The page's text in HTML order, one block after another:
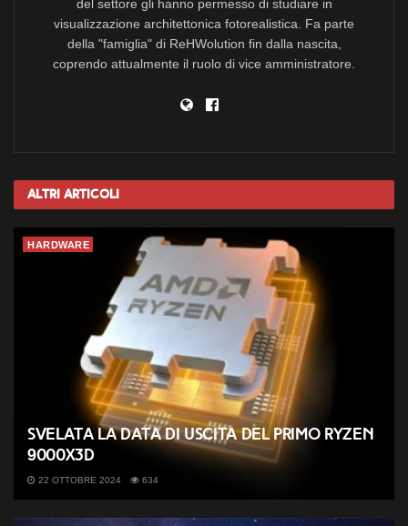
del settore gli hanno permesso di studiare in
visualizzazione architettonica fotorealistica. Fa parte
della "famiglia" di ReHWolution fin dalla nascita,
coprendo attualmente il ruolo di vice amministratore.
Altri Articoli
HARDWARE
Svelata la data di uscita del primo Ryzen
9000X3D
22 OTTOBRE 2024 634